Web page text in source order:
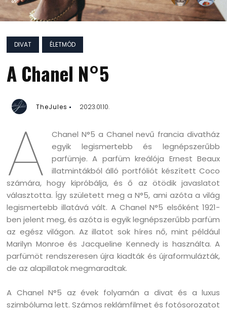
DIVAT ÉLETMÓD
A Chanel N°5
TheJules 2023.01.10.
A
Chanel N°5 a Chanel nevű francia divatház
egyik legismertebb és legnépszerűbb
parfümje. A parfüm kreálója Ernest Beaux
illatmintákból álló portfóliót készített Coco
számára, hogy kipróbálja, és ő az ötödik javaslatot
választotta. Így született meg a N°5, ami azóta a világ
legismertebb illatává vált. A Chanel N°5 elsőként 1921-
ben jelent meg, és azóta is egyik legnépszerűbb parfüm
az egész világon. Az illatot sok híres nő, mint például
Marilyn Monroe és Jacqueline Kennedy is használta. A
parfümöt rendszeresen újra kiadták és újraformulázták,
de az alapillatok megmaradtak.
A Chanel N°5 az évek folyamán a divat és a luxus
szimbóluma lett. Számos reklámfilmet és fotósorozatot